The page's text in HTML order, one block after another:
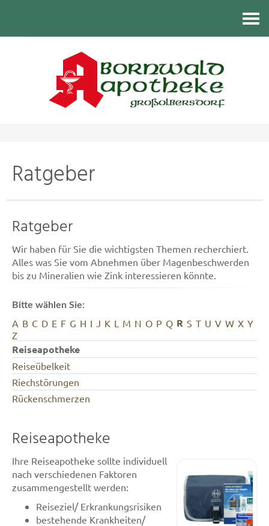
Ratgeber
Ratgeber
Wir haben für Sie die wichtigsten Themen recherchiert.
Alles was Sie vom Abnehmen über Magenbeschwerden
bis zu Mineralien wie Zink interessieren könnte.
Bitte wählen Sie:
A B C D E F G H I J K L M N O P Q R S T U V W X Y
Z
Reiseapotheke
Reiseübelkeit
Riechstörungen
Rückenschmerzen
Reiseapotheke
Ihre Reiseapotheke sollte individuell
nach verschiedenen Faktoren
zusammengestellt werden:
Reiseziel/ Erkrankungsrisiken
bestehende Krankheiten/